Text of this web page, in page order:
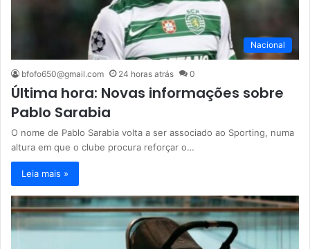
Nacional
bfofo650@gmail.com 24 horas atrás 0
Última hora: Novas informações sobre
Pablo Sarabia
O nome de Pablo Sarabia volta a ser associado ao Sporting, numa
altura em que o clube procura reforçar o…
Leia mais »